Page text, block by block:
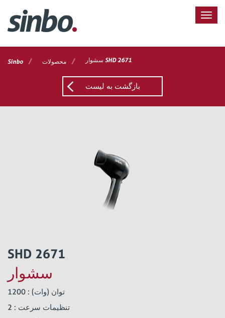
Sinbo / محصولات / سشوار SHD 2671
بازگشت به لیست
SHD 2671
سشوار
توان (وات) : 1200
تنظیمات سرعت : 2